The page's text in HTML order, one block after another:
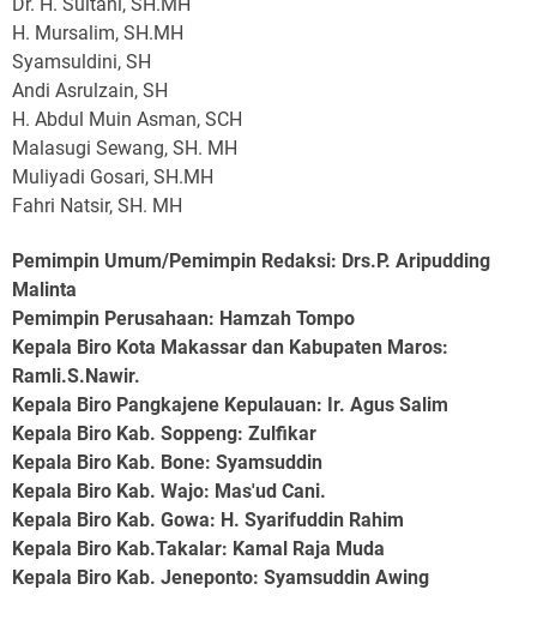
Dr. H. Sultani, SH.MH
H. Mursalim, SH.MH
Syamsuldini, SH
Andi Asrulzain, SH
H. Abdul Muin Asman, SCH
Malasugi Sewang, SH. MH
Muliyadi Gosari, SH.MH
Fahri Natsir, SH. MH
Pemimpin Umum/Pemimpin Redaksi: Drs.P. Aripudding
Malinta
Pemimpin Perusahaan: Hamzah Tompo
Kepala Biro Kota Makassar dan Kabupaten Maros:
Ramli.S.Nawir.
Kepala Biro Pangkajene Kepulauan: Ir. Agus Salim
Kepala Biro Kab. Soppeng: Zulfikar
Kepala Biro Kab. Bone: Syamsuddin
Kepala Biro Kab. Wajo: Mas'ud Cani.
Kepala Biro Kab. Gowa: H. Syarifuddin Rahim
Kepala Biro Kab.Takalar: Kamal Raja Muda
Kepala Biro Kab. Jeneponto: Syamsuddin Awing